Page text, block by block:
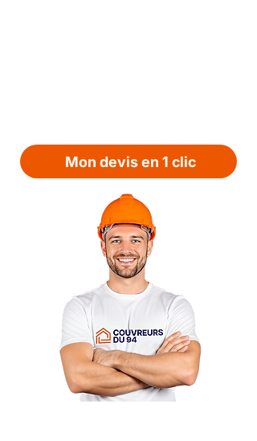
Mon devis en 1 clic